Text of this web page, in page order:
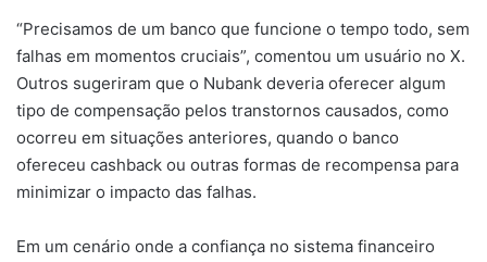
“Precisamos de um banco que funcione o tempo todo, sem
falhas em momentos cruciais”, comentou um usuário no X.
Outros sugeriram que o Nubank deveria oferecer algum
tipo de compensação pelos transtornos causados, como
ocorreu em situações anteriores, quando o banco
ofereceu cashback ou outras formas de recompensa para
minimizar o impacto das falhas.
Em um cenário onde a confiança no sistema financeiro